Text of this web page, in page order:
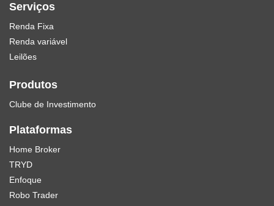
Serviços
Renda Fixa
Renda variável
Leilões
Produtos
Clube de Investimento
Plataformas
Home Broker
TRYD
Enfoque
Robo Trader